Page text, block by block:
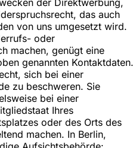
das auch
von uns umgesetzt wird.
oder
machen, genügt eine
genannten Kontaktdaten.
sich bei einer
zu beschweren. Sie
bei einer
Ihres
oder des Orts des
machen. In Berlin,